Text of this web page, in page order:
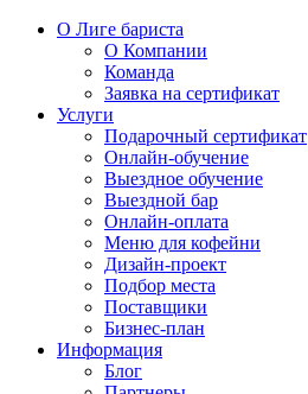
О Лиге бариста
О Компании
Команда
Заявка на сертификат
Услуги
Подарочный сертификат
Онлайн-обучение
Выездное обучение
Выездной бар
Онлайн-оплата
Меню для кофейни
Дизайн-проект
Подбор места
Поставщики
Бизнес-план
Информация
Блог